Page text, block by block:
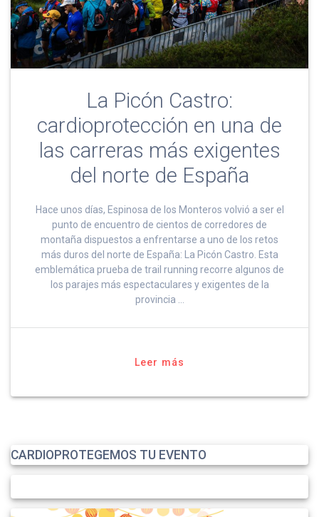
La Picón Castro:
cardioprotección en una de
las carreras más exigentes
del norte de España
Hace unos días, Espinosa de los Monteros volvió a ser el
punto de encuentro de cientos de corredores de
montaña dispuestos a enfrentarse a uno de los retos
más duros del norte de España: La Picón Castro. Esta
emblemática prueba de trail running recorre algunos de
los parajes más espectaculares y exigentes de la
provincia …
Leer más
CARDIOPROTEGEMOS TU EVENTO